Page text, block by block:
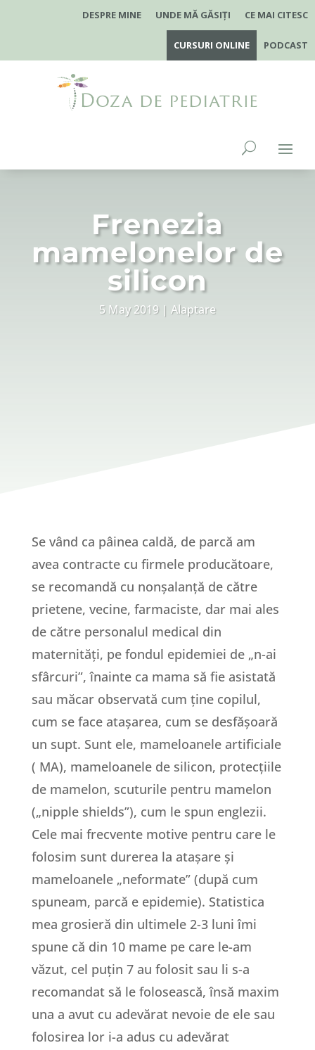
DESPRE MINE UNDE MĂ GĂSIȚI CE MAI CITESC
CURSURI ONLINE PODCAST
Frenezia
mamelonelor de
silicon
5 May 2019 Alaptare
Se vând ca pâinea caldă, de parcă am
avea contracte cu firmele producătoare,
se recomandă cu nonșalanță de către
prietene, vecine, farmaciste, dar mai ales
de către personalul medical din
maternități, pe fondul epidemiei de „n-ai
sfârcuri”, înainte ca mama să fie asistată
sau măcar observată cum ține copilul,
cum se face atașarea, cum se desfășoară
un supt. Sunt ele, mameloanele artificiale
( MA), mameloanele de silicon, protecțiile
de mamelon, scuturile pentru mamelon
(„nipple shields”), cum le spun englezii.
Cele mai frecvente motive pentru care le
folosim sunt durerea la atașare și
mameloanele „neformate” (după cum
spuneam, parcă e epidemie). Statistica
mea grosieră din ultimele 2-3 luni îmi
spune că din 10 mame pe care le-am
văzut, cel puțin 7 au folosit sau li s-a
recomandat să le folosească, însă maxim
una a avut cu adevărat nevoie de ele sau
folosirea lor i-a adus cu adevărat